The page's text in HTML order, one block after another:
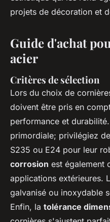
projets de décoration et
Guide d'achat
acier
Critères de sélection
Lors du choix de
doivent être pris en
performance et
primordiale; privilégiez
S235 ou E24 pour leur
corrosion est également
applications extérieures.
galvanisé ou inoxydable
Enfin, la tolérance